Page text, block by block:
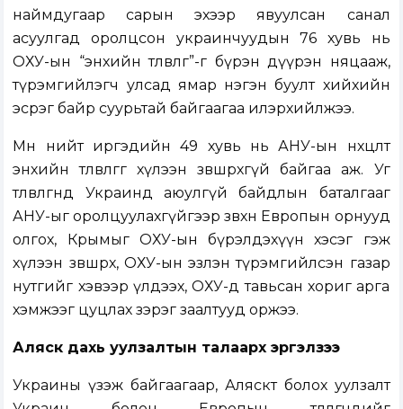
наймдугаар сарын эхээр явуулсан санал
асуулгад оролцсон украинчуудын 76 хувь нь
ОХУ-ын “энхийн төлөвлөгөө”-г бүрэн дүүрэн няцааж,
түрэмгийлэгч улсад ямар нэгэн буулт хийхийн
эсрэг байр суурьтай байгаагаа илэрхийлжээ.
Мөн нийт иргэдийн 49 хувь нь АНУ-ын нөхцөлт
энхийн төлөвлөгөөг хүлээн зөвшөөрөхгүй байгаа аж. Уг
төлөвлөгөөнд Украинд аюулгүй байдлын баталгааг
АНУ-ыг оролцуулахгүйгээр зөвхөн Европын орнууд
олгох, Крымыг ОХУ-ын бүрэлдэхүүн хэсэг гэж
хүлээн зөвшөөрөх, ОХУ-ын эзлэн түрэмгийлсэн газар
нутгийг хэвээр үлдээх, ОХУ-д тавьсан хориг арга
хэмжээг цуцлах зэрэг заалтууд оржээ.
Аляск дахь уулзалтын талаарх эргэлзээ
Украины үзэж байгаагаар, Аляскт болох уулзалт